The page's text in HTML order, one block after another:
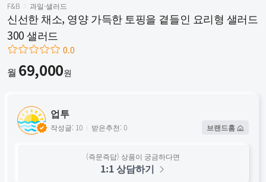
F&B 과일·샐러드
신선한 채소, 영양 가득한 토핑을 곁들인 요리형 샐러드
300 샐러드
0.0
월 69,000원
업투
작성글: 10 받은추천: 0 브랜드홈
(즉문즉답) 상품이 궁금하다면
1:1 상담하기